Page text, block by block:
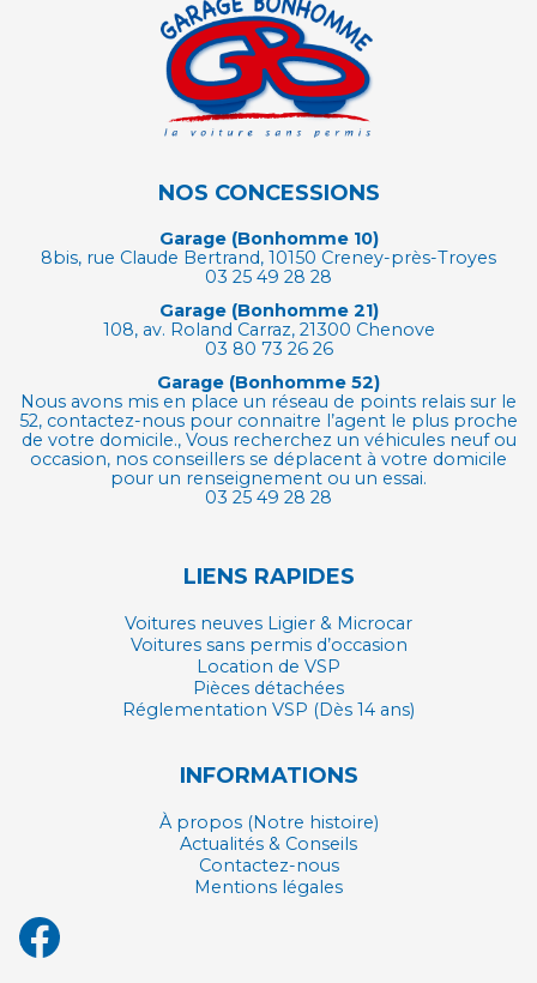
NOS CONCESSIONS
Garage (Bonhomme 10)
8bis, rue Claude Bertrand, 10150 Creney-près-Troyes
03 25 49 28 28
Garage (Bonhomme 21)
108, av. Roland Carraz, 21300 Chenove
03 80 73 26 26
Garage (Bonhomme 52)
Nous avons mis en place un réseau de points relais sur le
52, contactez-nous pour connaitre l’agent le plus proche
de votre domicile., Vous recherchez un véhicules neuf ou
occasion, nos conseillers se déplacent à votre domicile
pour un renseignement ou un essai.
03 25 49 28 28
LIENS RAPIDES
Voitures neuves Ligier & Microcar
Voitures sans permis d’occasion
Location de VSP
Pièces détachées
Réglementation VSP (Dès 14 ans)
INFORMATIONS
À propos (Notre histoire)
Actualités & Conseils
Contactez-nous
Mentions légales